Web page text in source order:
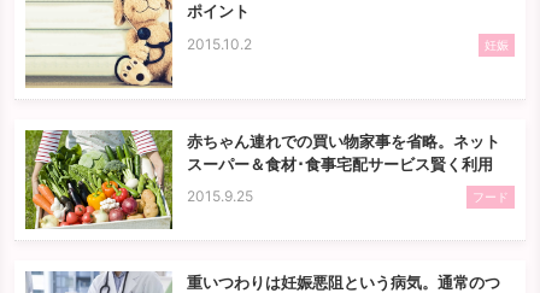
ポイント
2015.10.2 妊娠
赤ちゃん連れでの買い物家事を省略。ネット
スーパー＆食材･食事宅配サービス賢く利用
2015.9.25 フード
重いつわりは妊娠悪阻という病気。通常のつ